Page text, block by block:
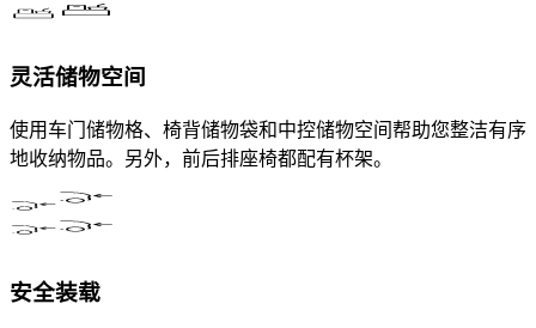
灵活储物空间​​
使用车门储物格、椅背储物袋和中控储物空间帮助您整洁有序
地收纳物品。另外，前后排座椅都配有杯架。​
安全装载